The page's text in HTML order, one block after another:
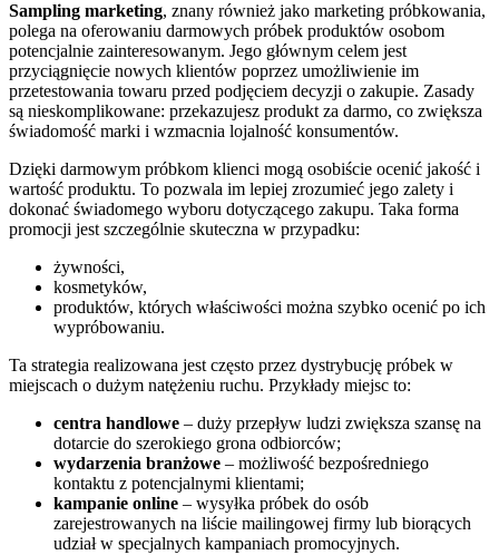
Sampling marketing, znany również jako marketing próbkowania,
polega na oferowaniu darmowych próbek produktów osobom
potencjalnie zainteresowanym. Jego głównym celem jest
przyciągnięcie nowych klientów poprzez umożliwienie im
przetestowania towaru przed podjęciem decyzji o zakupie. Zasady
są nieskomplikowane: przekazujesz produkt za darmo, co zwiększa
świadomość marki i wzmacnia lojalność konsumentów.
Dzięki darmowym próbkom klienci mogą osobiście ocenić jakość i
wartość produktu. To pozwala im lepiej zrozumieć jego zalety i
dokonać świadomego wyboru dotyczącego zakupu. Taka forma
promocji jest szczególnie skuteczna w przypadku:
żywności,
kosmetyków,
produktów, których właściwości można szybko ocenić po ich
wypróbowaniu.
Ta strategia realizowana jest często przez dystrybucję próbek w
miejscach o dużym natężeniu ruchu. Przykłady miejsc to:
centra handlowe – duży przepływ ludzi zwiększa szansę na
dotarcie do szerokiego grona odbiorców;
wydarzenia branżowe – możliwość bezpośredniego
kontaktu z potencjalnymi klientami;
kampanie online – wysyłka próbek do osób
zarejestrowanych na liście mailingowej firmy lub biorących
udział w specjalnych kampaniach promocyjnych.